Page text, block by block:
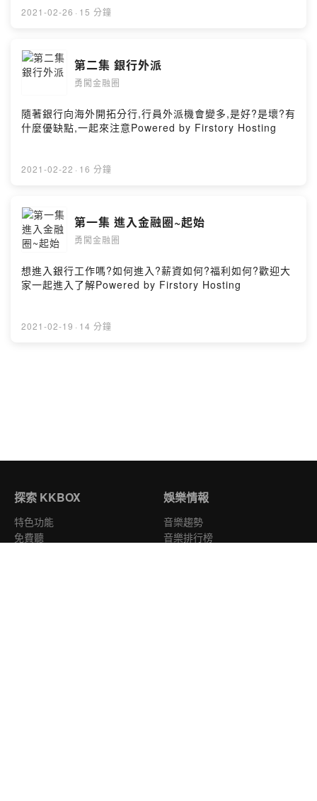
2021-02-26 · 15 分鐘
第二集 銀行外派
勇闖金融圈
隨著銀行向海外開拓分行,行員外派機會變多,是好?是壞?有
什麼優缺點,一起來注意Powered by Firstory Hosting
2021-02-22 · 16 分鐘
第一集 進入金融圈~起始
勇闖金融圈
想進入銀行工作嗎?如何進入?薪資如何?福利如何?歡迎大
家一起進入了解Powered by Firstory Hosting
2021-02-19 · 14 分鐘
探索 KKBOX
特色功能
免費聽
娛樂情報
音樂趨勢
音樂排行榜